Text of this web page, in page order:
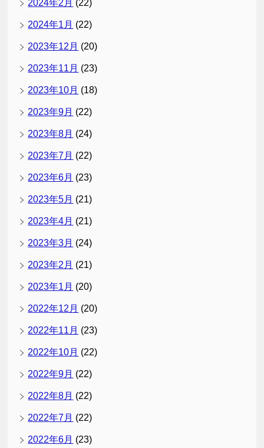
2024年2月 (22)
2024年1月 (22)
2023年12月 (20)
2023年11月 (23)
2023年10月 (18)
2023年9月 (22)
2023年8月 (24)
2023年7月 (22)
2023年6月 (23)
2023年5月 (21)
2023年4月 (21)
2023年3月 (24)
2023年2月 (21)
2023年1月 (20)
2022年12月 (20)
2022年11月 (23)
2022年10月 (22)
2022年9月 (22)
2022年8月 (22)
2022年7月 (22)
2022年6月 (23)